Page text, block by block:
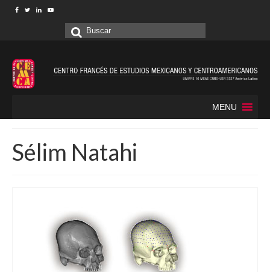
Buscar
MENU
Sélim Natahi